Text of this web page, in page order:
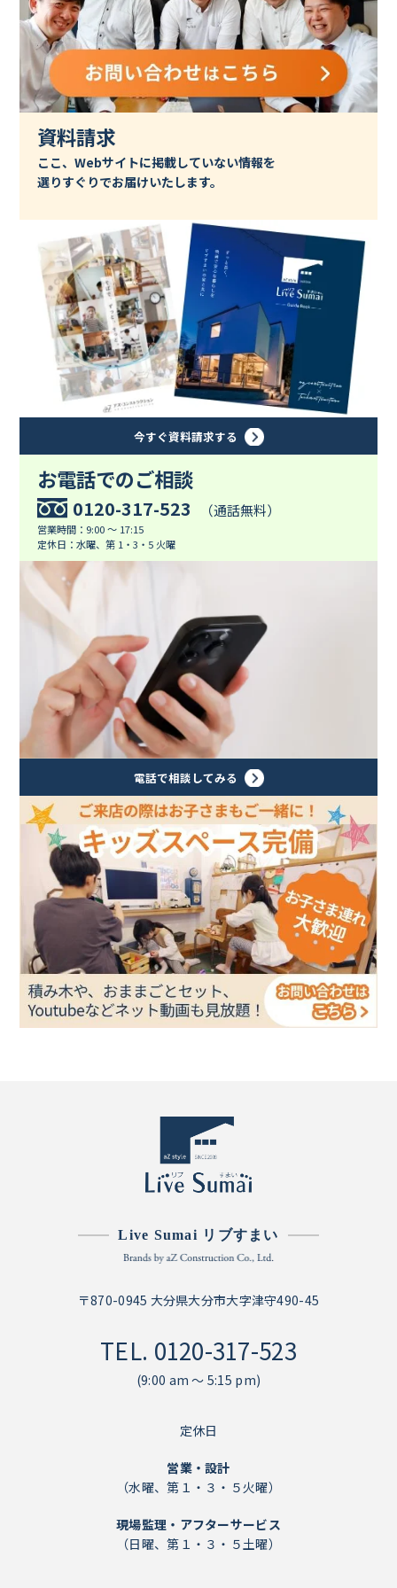
資料請求
ここ、Webサイトに掲載していない情報を
選りすぐりでお届けいたします。
今すぐ資料請求する
お電話でのご相談
0120-317-523 （通話無料）
営業時間：9:00 ～ 17:15
定休日：水曜、第 1・3・5 火曜
電話で相談してみる
Live Sumai リブすまい
〒870-0945 大分県大分市大字津守490-45
TEL. 0120-317-523
(9:00 am ～ 5:15 pm)
定休日
営業・設計
（水曜、第１・３・５火曜）
現場監理・アフターサービス
（日曜、第１・３・５土曜）